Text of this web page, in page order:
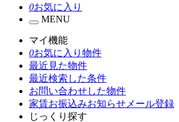
0お気に入り
MENU
マイ機能
0お気に入り物件
最近見た物件
最近検索した条件
お問い合わせした物件
家賃お振込みお知らせメール登録
じっくり探す